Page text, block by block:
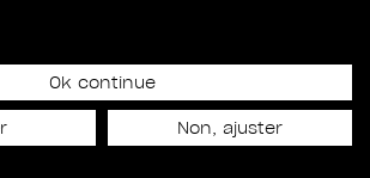
Ok continue
Non, ajuster